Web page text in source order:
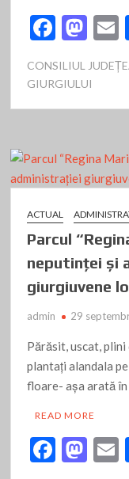
F
e
b
o
k
M
to
d
n
l
CONSILIUL
GIURGIULUI
ACTUAL
Parcul
neputinței și
giurgiuvene
admin 29
Părăsit, uscat,
plantați alandala
floare- așa arată în
READ MORE
F
M